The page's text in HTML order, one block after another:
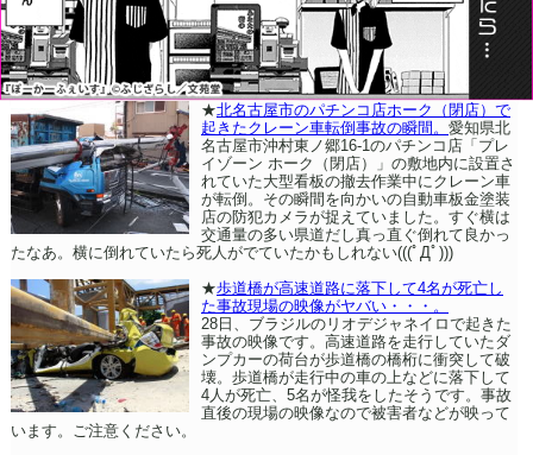
★北名古屋市のパチンコ店ホーク（閉店）で
起きたクレーン車転倒事故の瞬間。 愛知県北
名古屋市沖村東ノ郷16-1のパチンコ店「プレ
イゾーン ホーク（閉店）」の敷地内に設置さ
れていた大型看板の撤去作業中にクレーン車
が転倒。その瞬間を向かいの自動車板金塗装
店の防犯カメラが捉えていました。すぐ横は
交通量の多い県道だし真っ直ぐ倒れて良かっ
たなあ。横に倒れていたら死人がでていたかもしれない(((ﾟДﾟ)))
★歩道橋が高速道路に落下して4名が死亡し
た事故現場の映像がヤバい・・・。
28日、ブラジルのリオデジャネイロで起きた
事故の映像です。高速道路を走行していたダ
ンプカーの荷台が歩道橋の橋桁に衝突して破
壊。歩道橋が走行中の車の上などに落下して
4人が死亡、5名が怪我をしたそうです。事故
直後の現場の映像なので被害者などが映って
います。ご注意ください。